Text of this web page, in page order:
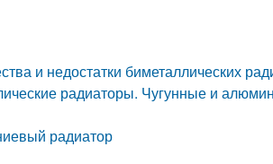
и недостатки биметаллических
радиаторы. Чугунные и
радиатор